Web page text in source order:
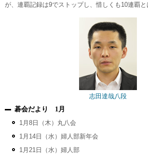
が、連覇記録は9でストップし、惜しくも10連覇と
志田達哉八段
碁会だより 1月
1月8日（木）丸八会
1月14日（水）婦人部新年会
1月21日（水）婦人部